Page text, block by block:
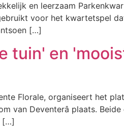
en leerzaam
voor het kwartetspel
[…]
tuin' en
organiseert het
van Deventerâ plaats.
[…]